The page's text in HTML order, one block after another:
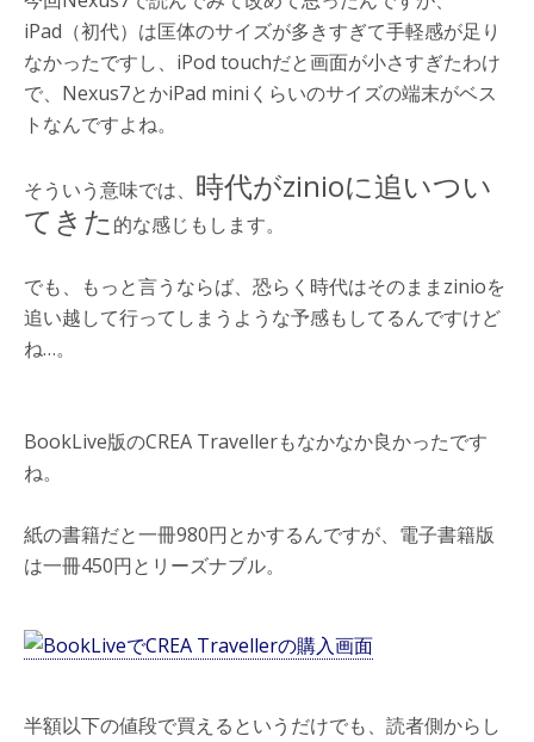
iPad（初代）は匡体のサイズが多きすぎて手軽感が足り
なかったですし、iPod touchだと画面が小さすぎたわけ
で、Nexus7とかiPad miniくらいのサイズの端末がベス
トなんですよね。
そういう意味では、 時代がzinioに追いつい
てきた 的な感じもします。
でも、もっと言うならば、恐らく時代はそのままzinioを
追い越して行ってしまうような予感もしてるんですけど
ね…。
BookLive版のCREA Travellerもなかなか良かったです
ね。
紙の書籍だと一冊980円とかするんですが、電子書籍版
は一冊450円とリーズナブル。
半額以下の値段で買えるというだけでも、読者側からし